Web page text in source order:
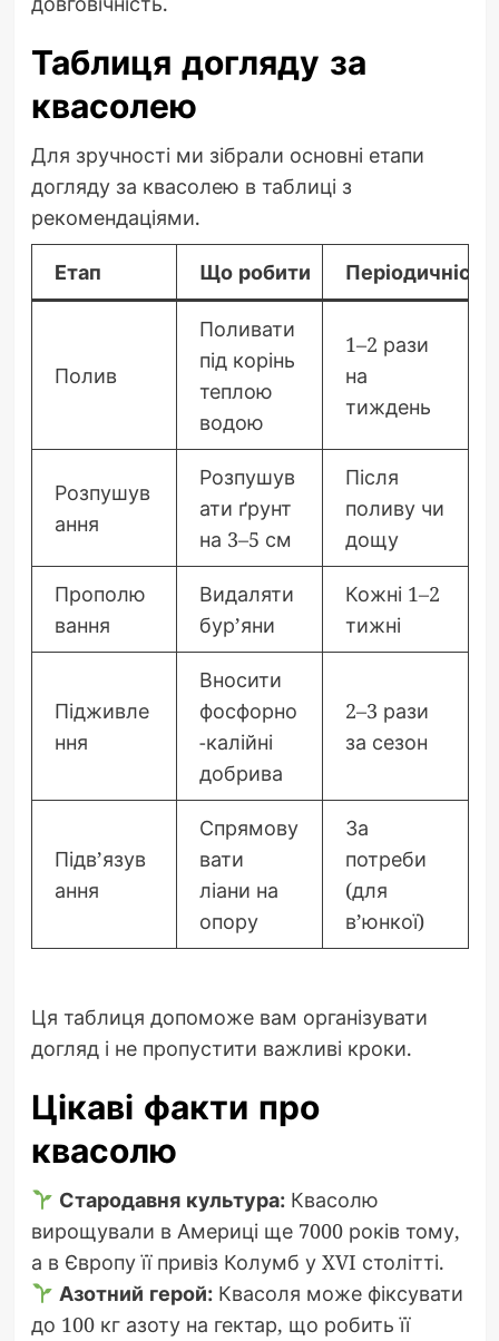
Таблиця догляду за
квасолею
Для зручності ми зібрали основні етапи
догляду за квасолею в таблиці з
рекомендаціями.
Етап Що робити Періодичність
Полив
Поливати
під корінь
теплою
водою
1–2 рази
на
тиждень
Розпушув
ання
Розпушув
ати ґрунт
на 3–5 см
Після
поливу чи
дощу
Прополю
вання
Видаляти
бур’яни
Кожні 1–2
тижні
Підживле
ння
Вносити
фосфорно
-калійні
добрива
2–3 рази
за сезон
Підв’язув
ання
Спрямову
вати
ліани на
опору
За
потреби
(для
в’юнкої)
Ця таблиця допоможе вам організувати
догляд і не пропустити важливі кроки.
Цікаві факти про
квасолю
Стародавня культура: Квасолю
вирощували в Америці ще 7000 років тому,
а в Європу її привіз Колумб у XVI столітті.
Азотний герой: Квасоля може фіксувати
до 100 кг азоту на гектар, що робить її